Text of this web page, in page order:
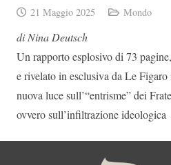
21 Maggio 2025 Mondo
di Nina Deutsch
Un rapporto esplosivo di 73 pagine
e rivelatoin esclusiva da Le Figaro
nuova luce sull’“entrisme” dei
ovverosull’infiltrazione ideologica